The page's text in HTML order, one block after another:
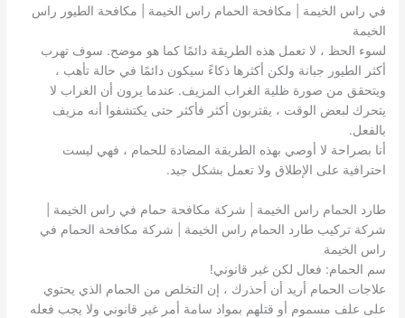
في راس الخيمة | مكافحة الحمام راس الخيمة | مكافحة الطيور راس
الخيمة
لسوء الحظ ، لا تعمل هذه الطريقة دائمًا كما هو موضح. سوف تهرب
أكثر الطيور جبانة ولكن أكثرها ذكاءً سيكون دائمًا في حالة تأهب ،
ويتحقق من صورة ظلية الغراب المزيف. عندما يرون أن الغراب لا
يتحرك لبعض الوقت ، يقتربون أكثر فأكثر حتى يكتشفوا أنه مزيف
بالفعل.
أنا بصراحة لا أوصي بهذه الطريقة المضادة للحمام ، فهي ليست
احترافية على الإطلاق ولا تعمل بشكل جيد.
طارد الحمام راس الخيمة | شركة مكافحة حمام في راس الخيمة |
شركة تركيب طارد الحمام راس الخيمة | شركة مكافحة الحمام في
راس الخيمة
سم الحمام: فعال لكن غير قانوني!
علاجات الحمام أريد أن أحذرك ، إن التخلص من الحمام الذي يحتوي
على علف مسموم أو قتلهم بمواد سامة أمر غير قانوني ولا يجب فعله